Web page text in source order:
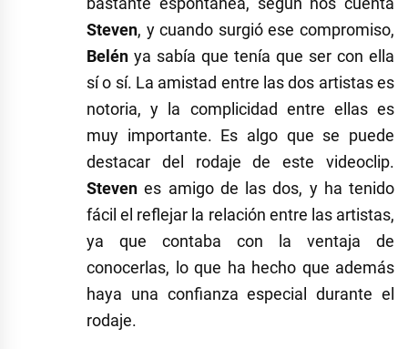
Steven, y cuando surgió ese compromiso,
Belén ya sabía que tenía que ser con ella
sí o sí. La amistad entre las dos artistas es
notoria, y la complicidad entre ellas es
muy importante. Es algo que se puede
destacar del rodaje de este videoclip.
Steven es amigo de las dos, y ha tenido
fácil el reflejar la relación entre las artistas,
ya que contaba con la ventaja de
conocerlas, lo que ha hecho que además
haya una confianza especial durante el
rodaje.